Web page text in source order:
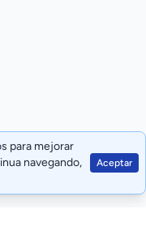
para mejorar
navegando,
Aceptar